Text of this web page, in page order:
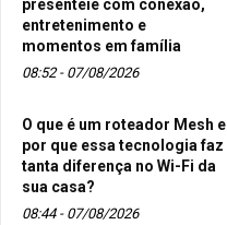
presenteie com conexão,
entretenimento e
momentos em família
08:52 - 07/08/2026
O que é um roteador Mesh e
por que essa tecnologia faz
tanta diferença no Wi-Fi da
sua casa?
08:44 - 07/08/2026